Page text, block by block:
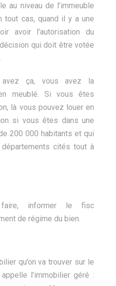
au niveau de l’immeuble
tout cas, quand il y a une
avoir l’autorisation du
qui doit être votée
ça, vous avez la
meublé. Si vous êtes
là vous pouvez louer en
si vous êtes dans une
200 000 habitants et qui
cités tout à
informer le fisc
de régime du bien.
qu’on va trouver sur le
appelle l’immobilier géré :